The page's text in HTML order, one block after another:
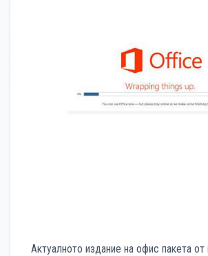
Актуалното издание на офис пакета